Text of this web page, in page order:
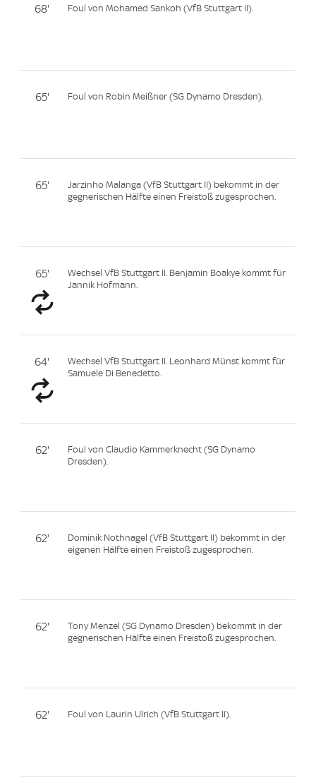
68' Foul von Mohamed Sankoh (VfB Stuttgart II).
65' Foul von Robin Meißner (SG Dynamo Dresden).
65'
Jarzinho Malanga (VfB Stuttgart II) bekommt in der
gegnerischen Hälfte einen Freistoß zugesprochen.
65'
Wechsel VfB Stuttgart II. Benjamin Boakye kommt für
Jannik Hofmann.
64'
Wechsel VfB Stuttgart II. Leonhard Münst kommt für
Samuele Di Benedetto.
62'
Foul von Claudio Kammerknecht (SG Dynamo
Dresden).
62'
Dominik Nothnagel (VfB Stuttgart II) bekommt in der
eigenen Hälfte einen Freistoß zugesprochen.
62'
Tony Menzel (SG Dynamo Dresden) bekommt in der
gegnerischen Hälfte einen Freistoß zugesprochen.
62' Foul von Laurin Ulrich (VfB Stuttgart II).